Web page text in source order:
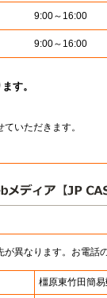
9:00～16:00
9:00～16:00
す。
いただきます。
異なります。お電話
橿原東竹田簡